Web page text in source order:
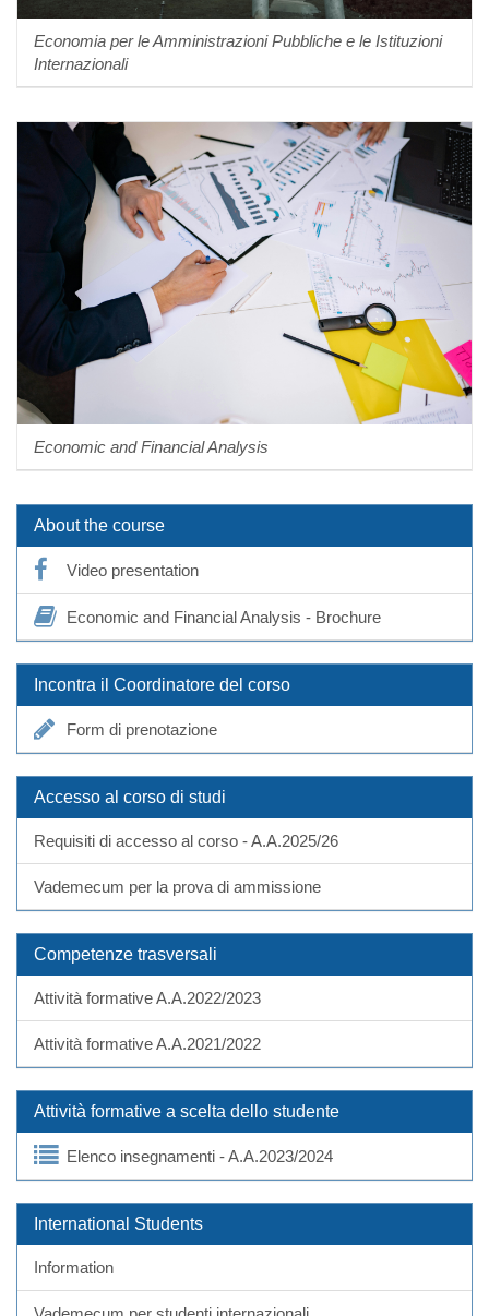
Economia per le Amministrazioni Pubbliche e le Istituzioni
Internazionali
Economic and Financial Analysis
About the course
Video presentation
Economic and Financial Analysis - Brochure
Incontra il Coordinatore del corso
Form di prenotazione
Accesso al corso di studi
Requisiti di accesso al corso - A.A.2025/26
Vademecum per la prova di ammissione
Competenze trasversali
Attività formative A.A.2022/2023
Attività formative A.A.2021/2022
Attività formative a scelta dello studente
Elenco insegnamenti - A.A.2023/2024
International Students
Information